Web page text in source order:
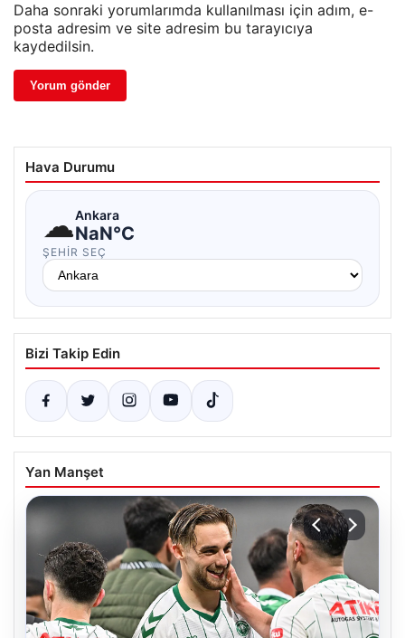
Daha sonraki yorumlarımda kullanılması için adım, e-
posta adresim ve site adresim bu tarayıcıya
kaydedilsin.
Hava Durumu
☁Ankara
NaN°C
ŞEHIR SEÇ
Bizi Takip Edin
Yan Manşet